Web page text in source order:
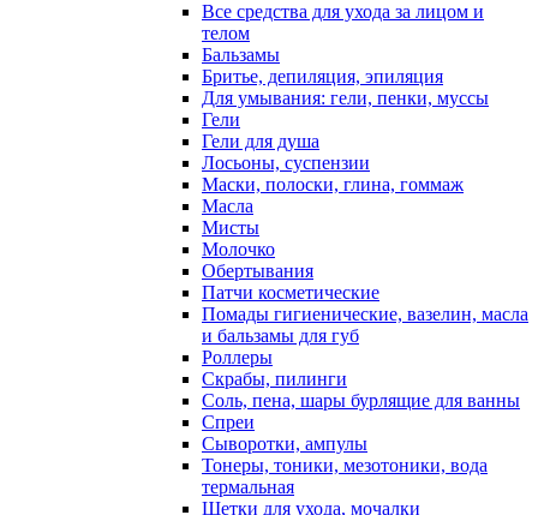
Все средства для ухода за лицом и
телом
Бальзамы
Бритье, депиляция, эпиляция
Для умывания: гели, пенки, муссы
Гели
Гели для душа
Лосьоны, суспензии
Маски, полоски, глина, гоммаж
Масла
Мисты
Молочко
Обертывания
Патчи косметические
Помады гигиенические, вазелин, масла
и бальзамы для губ
Роллеры
Скрабы, пилинги
Соль, пена, шары бурлящие для ванны
Спреи
Сыворотки, ампулы
Тонеры, тоники, мезотоники, вода
термальная
Щетки для ухода, мочалки